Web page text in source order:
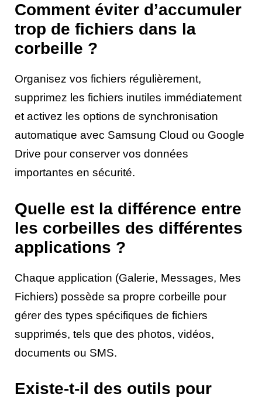
Comment éviter d’accumuler
trop de fichiers dans la
corbeille ?
Organisez vos fichiers régulièrement,
supprimez les fichiers inutiles immédiatement
et activez les options de synchronisation
automatique avec Samsung Cloud ou Google
Drive pour conserver vos données
importantes en sécurité.
Quelle est la différence entre
les corbeilles des différentes
applications ?
Chaque application (Galerie, Messages, Mes
Fichiers) possède sa propre corbeille pour
gérer des types spécifiques de fichiers
supprimés, tels que des photos, vidéos,
documents ou SMS.
Existe-t-il des outils pour